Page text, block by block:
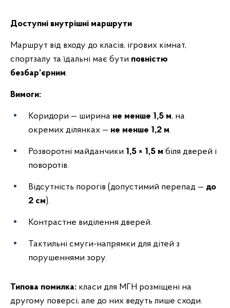
Доступні внутрішні маршрути
Маршрут від входу до класів, ігрових кімнат,
спортзалу та їдальні має бути повністю
безбар’єрним.
Вимоги:
Коридори — ширина не менше 1,5 м, на
окремих ділянках — не менше 1,2 м.
Розворотні майданчики 1,5 × 1,5 м біля дверей і
поворотів.
Відсутність порогів (допустимий перепад — до
2 см).
Контрастне виділення дверей.
Тактильні смуги-напрямки для дітей з
порушеннями зору.
Типова помилка: класи для МГН розміщені на
другому поверсі, але до них ведуть лише сходи.